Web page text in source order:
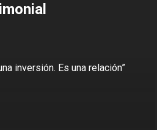
inversión. Es una relación”